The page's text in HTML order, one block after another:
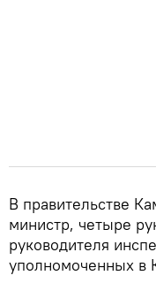
В правительстве
министр, четыре
руководителя
уполномоченных в